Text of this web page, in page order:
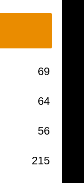
69
64
56
215